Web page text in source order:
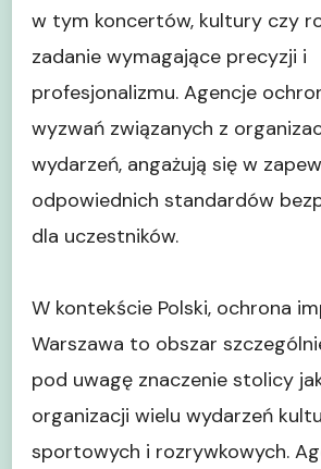
w tym koncertów, kultury czy
zadanie wymagające precyzji i
profesjonalizmu. Agencje
wyzwań związanych z
wydarzeń, angażują się w
odpowiednich standardów
dla uczestników.
W kontekście Polski, ochrona
Warszawa to obszar
pod uwagę znaczenie stolicy
organizacji wielu wydarzeń
sportowych i rozrywkowych.